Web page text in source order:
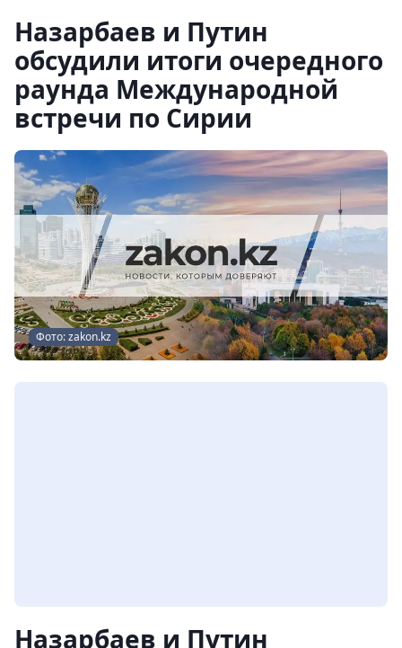
Назарбаев и Путин
обсудили итоги очередного
раунда Международной
встречи по Сирии
Фото: zakon.kz
Назарбаев и Путин